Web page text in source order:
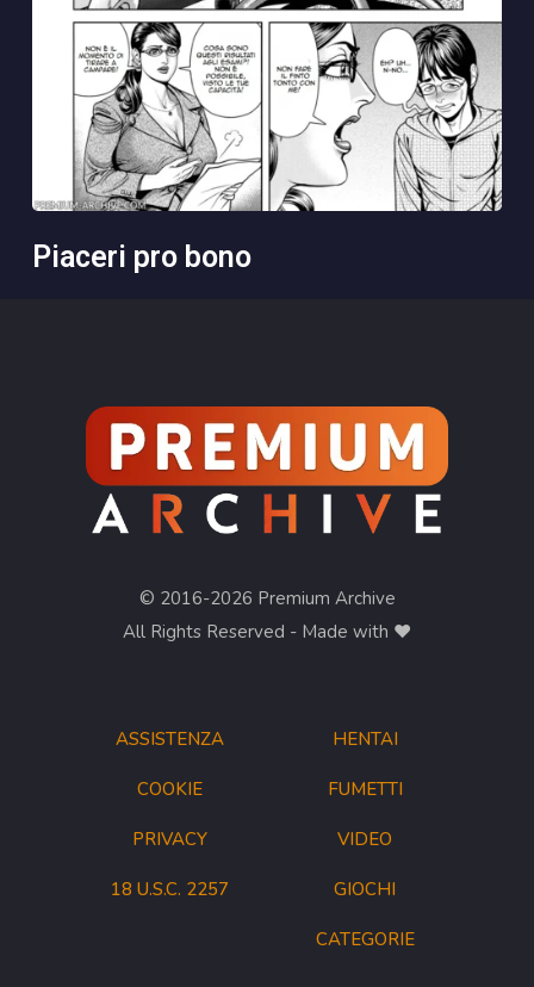
piaceri pro bono
ASSISTENZA
COOKIE
PRIVACY
18 U.S.C. 2257
© 2016-2026 Premium Archive
All Rights Reserved - Made with ❤︎
HENTAI
FUMETTI
VIDEO
GIOCHI
CATEGORIE